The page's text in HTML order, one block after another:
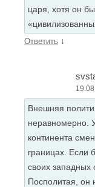
царя, хотя он
Ответить ↓
Внешняя
неравномерно.
континента
границах. Если
своих западных
Посполитая, он